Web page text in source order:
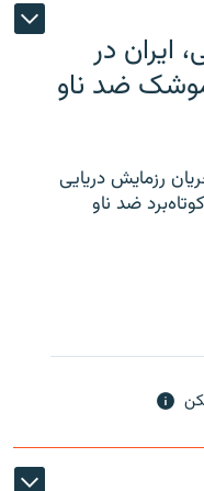
ایران در
ضد ناو
رزمایش دریایی
ضد ناو